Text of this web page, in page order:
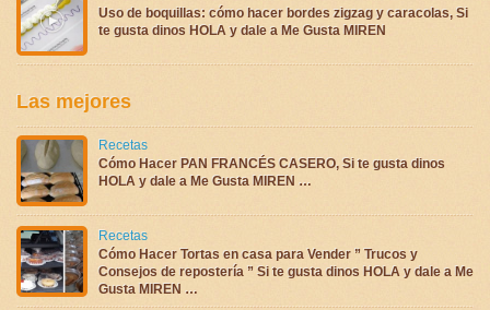
Uso de boquillas: cómo hacer bordes zigzag y caracolas, Si
te gusta dinos HOLA y dale a Me Gusta MIREN
Las mejores
Recetas
Cómo Hacer PAN FRANCÉS CASERO, Si te gusta dinos
HOLA y dale a Me Gusta MIREN …
Recetas
Cómo Hacer Tortas en casa para Vender ” Trucos y
Consejos de repostería ” Si te gusta dinos HOLA y dale a Me
Gusta MIREN …